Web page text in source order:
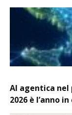
AI agentica nel
2026 è l’anno